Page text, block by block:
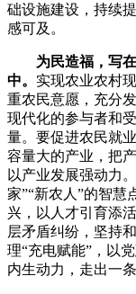
础设施建设，持续
感可及。
为民造福，写
中。 实现农业农村
重农民意愿，充分
现代化的参与者和
量。要促进农民就
容量大的产业，把
以产业发展强动力
家”“新农人”的智慧
兴，以人才引育添
层矛盾纠纷，坚持
理“充电赋能”，以
内生动力，走出一